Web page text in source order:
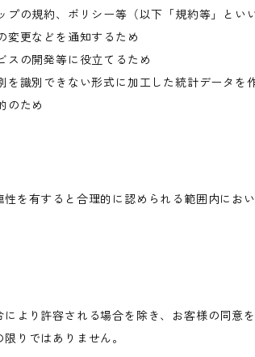
プの規約、ポリシー等（以下「規約等」と
変更などを通知するため
スの開発等に役立てるため
を識別できない形式に加工した統計データを
のため
を有すると合理的に認められる範囲内にお
より許容される場合を除き、お客様の同意
りではありません。